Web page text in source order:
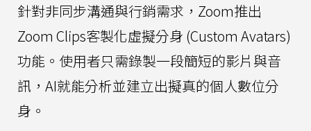
針對非同步溝通與行銷需求，Zoom推出
Zoom Clips客製化虛擬分身 (Custom Avatars)
功能。使用者只需錄製一段簡短的影片與音
訊，AI就能分析並建立出擬真的個人數位分
身。